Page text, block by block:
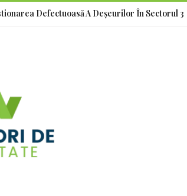
Defectuoasă A Deșeurilor În Sectorul 3